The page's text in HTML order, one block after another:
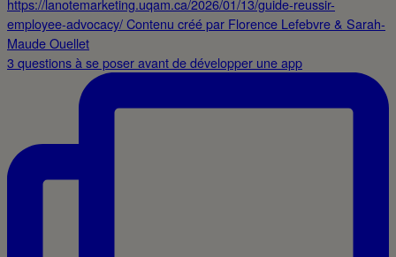
3 questions à se poser avant de développer une app